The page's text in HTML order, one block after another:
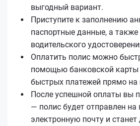
выгодный вариант.
Приступите к заполнению
паспортные данные, а
водительского
Оплатить полис можно
помощью банковской карты
быстрых платежей прямо на
После успешной оплаты вы
— полис будет отправлен на
электронную почту и